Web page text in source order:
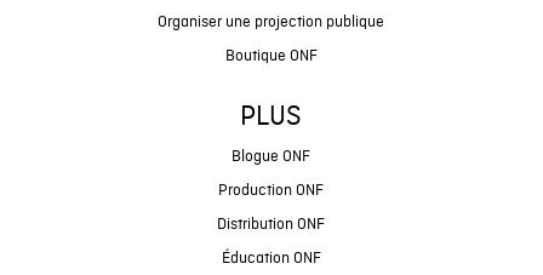
Organiser une projection publique
Boutique ONF
PLUS
Blogue ONF
Production ONF
Distribution ONF
Éducation ONF